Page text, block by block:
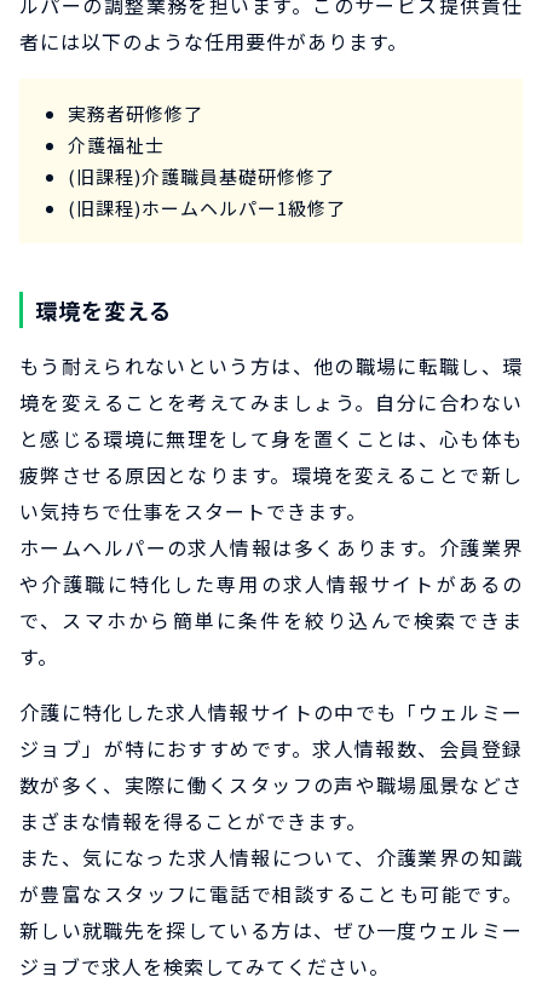
者には以下のような任用要件があります。
実務者研修修了
介護福祉士
(旧課程)介護職員基礎研修修了
(旧課程)ホームヘルパー1級修了
環境を変える
もう耐えられないという方は、他の職場に転職し、環
境を変えることを考えてみましょう。自分に合わない
と感じる環境に無理をして身を置くことは、心も体も
疲弊させる原因となります。環境を変えることで新し
い気持ちで仕事をスタートできます。
ホームヘルパーの求人情報は多くあります。介護業界
や介護職に特化した専用の求人情報サイトがあるの
で、スマホから簡単に条件を絞り込んで検索できま
す。
介護に特化した求人情報サイトの中でも「ウェルミー
ジョブ」が特におすすめです。求人情報数、会員登録
数が多く、実際に働くスタッフの声や職場風景などさ
まざまな情報を得ることができます。
また、気になった求人情報について、介護業界の知識
が豊富なスタッフに電話で相談することも可能です。
新しい就職先を探している方は、ぜひ一度ウェルミー
ジョブで求人を検索してみてください。